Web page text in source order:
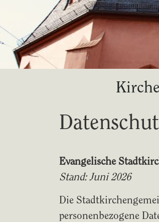
Kirche
Evangelische
Stand: Juni 2026
Die
personenbezogene